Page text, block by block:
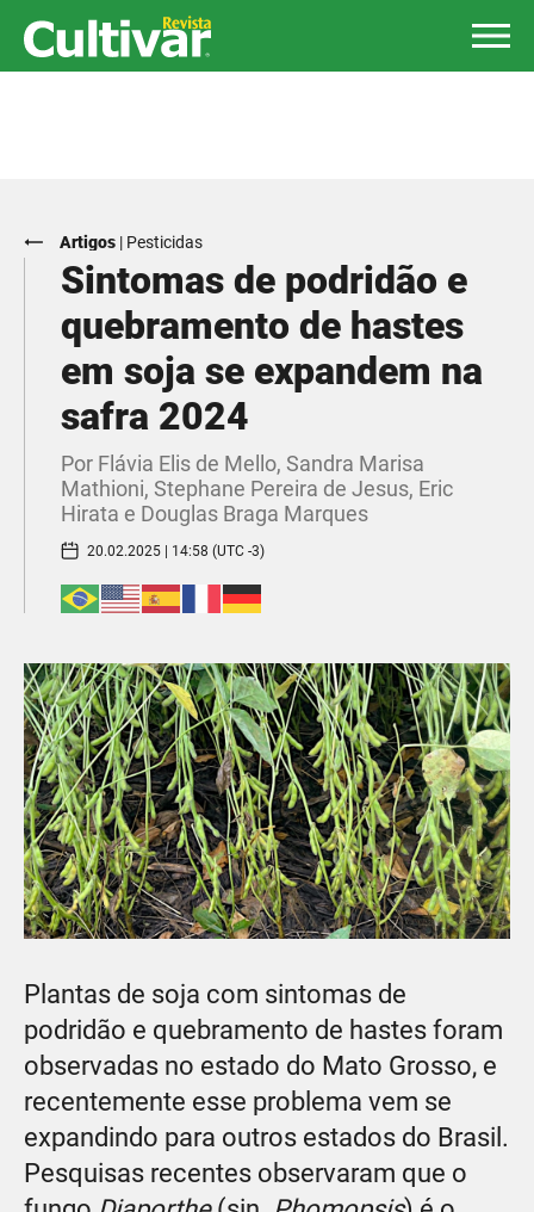
Artigos | Pesticidas
Sintomas de podridão e
quebramento de hastes
em soja se expandem na
safra 2024
Por Flávia Elis de Mello, Sandra Marisa
Mathioni, Stephane Pereira de Jesus, Eric
Hirata e Douglas Braga Marques
20.02.2025 | 14:58 (UTC -3)
Plantas de soja com sintomas de
podridão e quebramento de hastes foram
observadas no estado do Mato Grosso, e
recentemente esse problema vem se
expandindo para outros estados do Brasil.
Pesquisas recentes observaram que o